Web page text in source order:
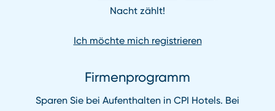
Nacht zählt!
Ich möchte mich registrieren
Firmenprogramm
Sparen Sie bei Aufenthalten in CPI Hotels. Bei